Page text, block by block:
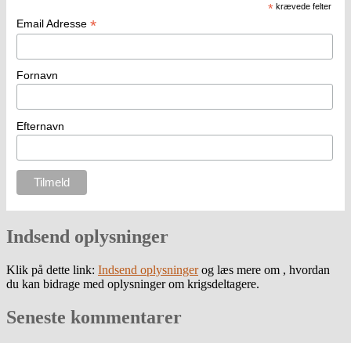
* krævede felter
Email Adresse *
Fornavn
Efternavn
Indsend oplysninger
Klik på dette link: Indsend oplysningerog læs mere om , hvordan
du kan bidrage med oplysninger om krigsdeltagere.
Seneste kommentarer